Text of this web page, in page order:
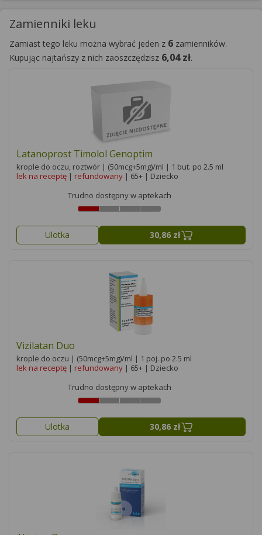
Zamienniki leku
Zamiast tego leku można wybrać jeden z 6 zamienników.
Kupując najtańszy z nich zaoszczędzisz 6,04 zł.
Latanoprost Timolol Genoptim
krople do oczu, roztwór | (50mcg+5mg)/ml | 1 but. po 2.5 ml
lek na receptę | refundowany | 65+ | Dziecko
Trudno dostępny w aptekach
Ulotka 30,86 zł
Vizilatan Duo
krople do oczu | (50mcg+5mg)/ml | 1 poj. po 2.5 ml
lek na receptę | refundowany | 65+ | Dziecko
Trudno dostępny w aptekach
Ulotka 30,86 zł